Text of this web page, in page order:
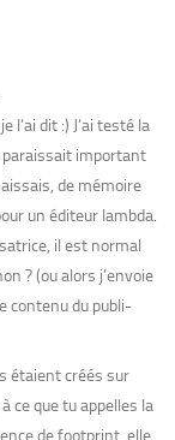
l’ai dit :) J’ai testé la
important
de mémoire
un éditeur lambda.
il est normal
? (ou alors j’envoie
contenu du publi-
étaient créés sur
ce que tu appelles la